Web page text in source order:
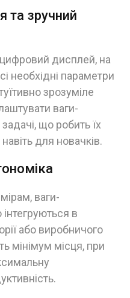
та зручний
дисплей, на
необхідні параметри
зрозуміле
ваги-
що робить їх
для новачків.
ваги-
в
або виробничого
мінімум місця, при